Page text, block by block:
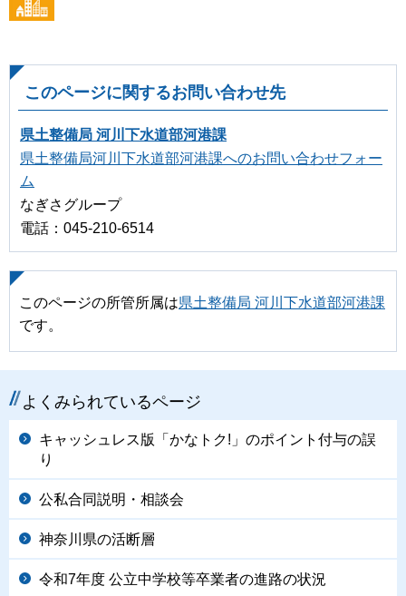
このページに関するお問い合わせ先
県土整備局 河川下水道部河港課
県土整備局河川下水道部河港課へのお問い合わせフォー
ム
なぎさグループ
電話：045-210-6514
このページの所管所属は県土整備局 河川下水道部河港課
です。
よくみられているページ
キャッシュレス版「かなトク!」のポイント付与の誤
り
公私合同説明・相談会
神奈川県の活断層
令和7年度 公立中学校等卒業者の進路の状況